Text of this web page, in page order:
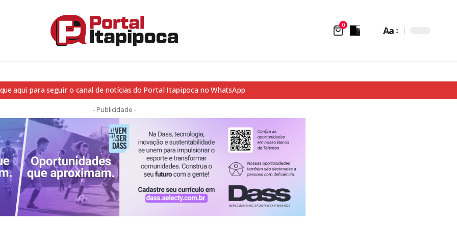
0 Aa
aqui para seguir o canal de notícias do Portal Itapipoca no WhatsApp
- Publicidade -